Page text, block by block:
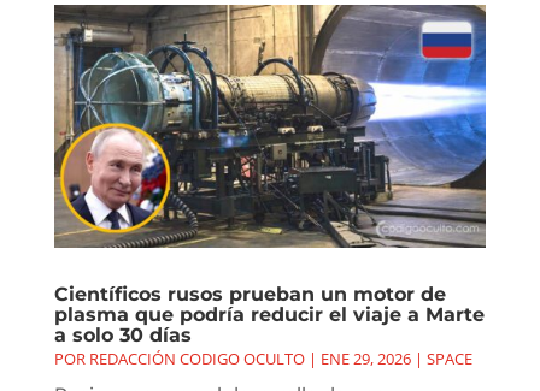
Científicos rusos prueban un motor de
plasma que podría reducir el viaje a Marte
a solo 30 días
POR REDACCIÓN CODIGO OCULTO| ENE 29, 2026| SPACE